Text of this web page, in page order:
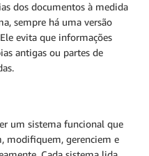
dos documentos à medida
sempre há uma versão
evita que informações
antigas ou partes de
um sistema funcional que
modifiquem, gerenciem e